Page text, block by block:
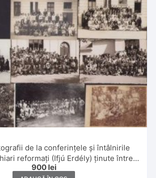
de la conferințele și întâlnirile
reformați (Ifjú Erdély) ținute între
în diferite localități din Transilvania
900 lei